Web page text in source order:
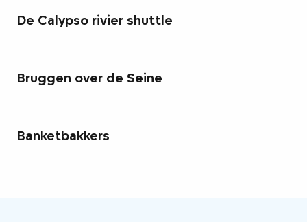
De Calypso rivier shuttle
Bruggen over de Seine
Banketbakkers